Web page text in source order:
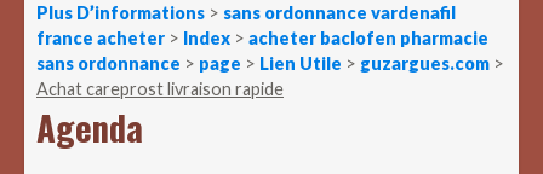
Plus D’informations > sans ordonnance vardenafil
france acheter > Index > acheter baclofen pharmacie
sans ordonnance > page > Lien Utile > guzargues.com >
Achat careprost livraison rapide
Agenda